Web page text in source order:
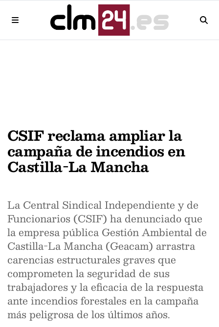
CSIF reclama ampliar la
campaña de incendios en
Castilla-La Mancha
La Central Sindical Independiente y de
Funcionarios (CSIF) ha denunciado que
la empresa pública Gestión Ambiental de
Castilla-La Mancha (Geacam) arrastra
carencias estructurales graves que
comprometen la seguridad de sus
trabajadores y la eficacia de la respuesta
ante incendios forestales en la campaña
más peligrosa de los últimos años.